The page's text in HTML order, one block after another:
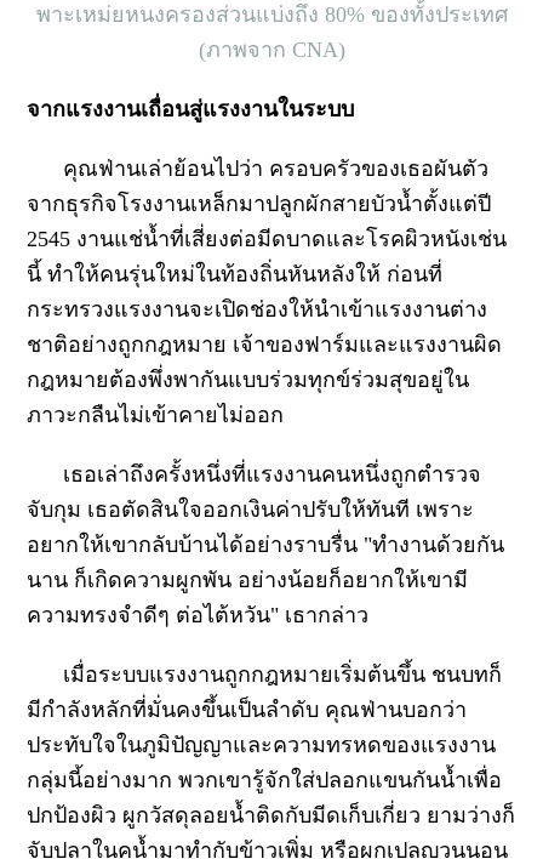
พาะเหม่ยหนงครองส่วนแบ่งถึง 80% ของทั้งประเทศ
(ภาพจาก CNA)
จากแรงงานเถื่อนสู่แรงงานในระบบ
คุณฟ่านเล่าย้อนไปว่า ครอบครัวของเธอผันตัว
จากธุรกิจโรงงานเหล็กมาปลูกผักสายบัวน้ำตั้งแต่ปี
2545 งานแช่น้ำที่เสี่ยงต่อมีดบาดและโรคผิวหนังเช่น
นี้ ทำให้คนรุ่นใหม่ในท้องถิ่นหันหลังให้ ก่อนที่
กระทรวงแรงงานจะเปิดช่องให้นำเข้าแรงงานต่าง
ชาติอย่างถูกกฎหมาย เจ้าของฟาร์มและแรงงานผิด
กฎหมายต้องพึ่งพากันแบบร่วมทุกข์ร่วมสุขอยู่ใน
ภาวะกลืนไม่เข้าคายไม่ออก
เธอเล่าถึงครั้งหนึ่งที่แรงงานคนหนึ่งถูกตำรวจ
จับกุม เธอตัดสินใจออกเงินค่าปรับให้ทันที เพราะ
อยากให้เขากลับบ้านได้อย่างราบรื่น "ทำงานด้วยกัน
นาน ก็เกิดความผูกพัน อย่างน้อยก็อยากให้เขามี
ความทรงจำดีๆ ต่อไต้หวัน" เธากล่าว
เมื่อระบบแรงงานถูกกฎหมายเริ่มต้นขึ้น ชนบทก็
มีกำลังหลักที่มั่นคงขึ้นเป็นลำดับ คุณฟ่านบอกว่า
ประทับใจในภูมิปัญญาและความทรหดของแรงงาน
กลุ่มนี้อย่างมาก พวกเขารู้จักใส่ปลอกแขนกันน้ำเพื่อ
ปกป้องผิว ผูกวัสดุลอยน้ำติดกับมีดเก็บเกี่ยว ยามว่างก็
จับปลาในคูน้ำมาทำกับข้าวเพิ่ม หรือผูกเปลญวนนอน